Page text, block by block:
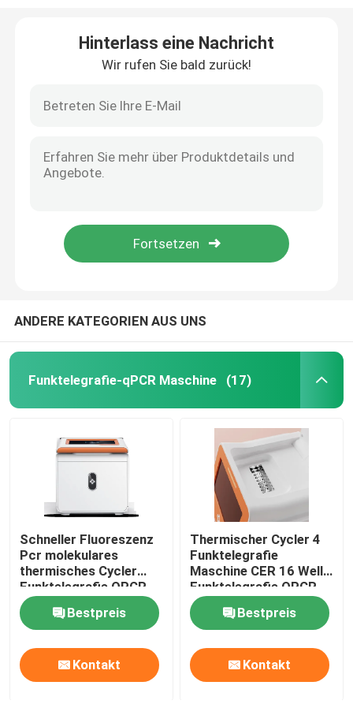
Hinterlass eine Nachricht
Wir rufen Sie bald zurück!
ANDERE KATEGORIEN AUS UNS
Funktelegrafie-qPCR Maschine (17)
Schneller Fluoreszenz
Pcr molekulares
thermisches Cycler
Funktelegrafie QPCR
quantitativer
Maschinen-NMPA
Bestpreis
Kontakt
Thermischer Cycler 4
Funktelegrafie
Maschine CER 16 Wells
Funktelegrafie QPCR
Kanal Mini For Hospital
PCR
Bestpreis
Kontakt